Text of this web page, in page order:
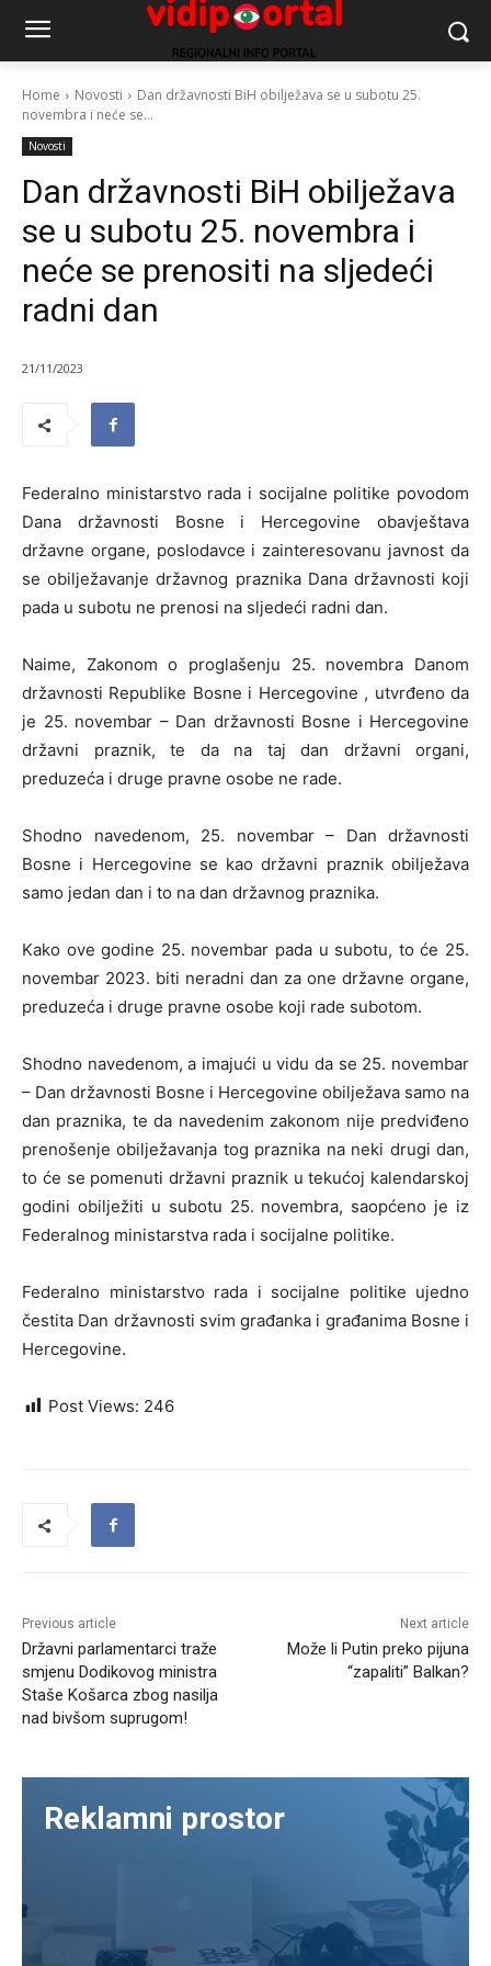
Home Novosti
Dan državnosti BiH obilježava se u subotu 25.
novembra i neće se...
Novosti
Dan državnosti BiH obilježava
se u subotu 25. novembra i
neće se prenositi na sljedeći
radni dan
21/11/2023
Federalno ministarstvo rada i socijalne politike povodom
Dana državnosti Bosne i Hercegovine obavještava
državne organe, poslodavce i zainteresovanu javnost da
se obilježavanje državnog praznika Dana državnosti koji
pada u subotu ne prenosi na sljedeći radni dan.
Naime, Zakonom o proglašenju 25. novembra Danom
državnosti Republike Bosne i Hercegovine , utvrđeno da
je 25. novembar – Dan državnosti Bosne i Hercegovine
državni praznik, te da na taj dan državni organi,
preduzeća i druge pravne osobe ne rade.
Shodno navedenom, 25. novembar – Dan državnosti
Bosne i Hercegovine se kao državni praznik obilježava
samo jedan dan i to na dan državnog praznika.
Kako ove godine 25. novembar pada u subotu, to će 25.
novembar 2023. biti neradni dan za one državne organe,
preduzeća i druge pravne osobe koji rade subotom.
Shodno navedenom, a imajući u vidu da se 25. novembar
– Dan državnosti Bosne i Hercegovine obilježava samo na
dan praznika, te da navedenim zakonom nije predviđeno
prenošenje obilježavanja tog praznika na neki drugi dan,
to će se pomenuti državni praznik u tekućoj kalendarskoj
godini obilježiti u subotu 25. novembra, saopćeno je iz
Federalnog ministarstva rada i socijalne politike.
Federalno ministarstvo rada i socijalne politike ujedno
čestita Dan državnosti svim građanka i građanima Bosne i
Hercegovine.
Post Views: 246
Previous article
Državni parlamentarci traže
smjenu Dodikovog ministra
Staše Košarca zbog nasilja
nad bivšom suprugom!
Next article
Može li Putin preko pijuna
“zapaliti” Balkan?
Reklamni prostor